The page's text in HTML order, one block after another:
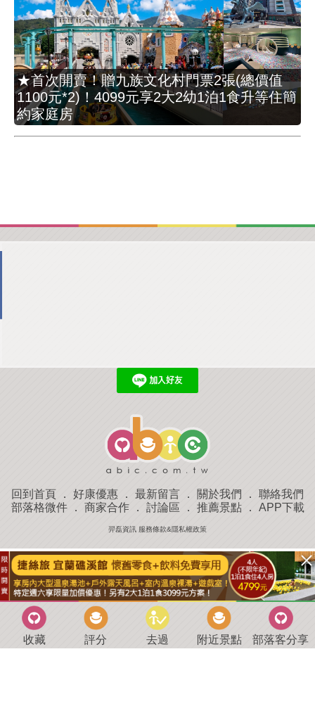
★首次開賣！贈九族文化村門票2張(總價值
1100元*2)！4099元享2大2幼1泊1食升等住簡
約家庭房
回到首頁 ． 好康優惠 ． 最新留言 ． 關於我們 ． 聯絡我們
部落格微件． 商家合作． 討論區 ． 推薦景點． APP下載
羿磊資訊 服務條款&隱私權政策
收藏 評分 去過 附近景點 部落客分享